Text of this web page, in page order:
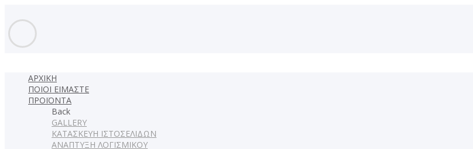
ΑΡΧΙΚΗ
ΠΟΙΟΙ ΕΙΜΑΣΤΕ
ΠΡΟΪΟΝΤΑ
Back
GALLERY
ΚΑΤΑΣΚΕΥΗ ΙΣΤΟΣΕΛΙΔΩΝ
ΑΝΑΠΤΥΞΗ ΛΟΓΙΣΜΙΚΟΥ